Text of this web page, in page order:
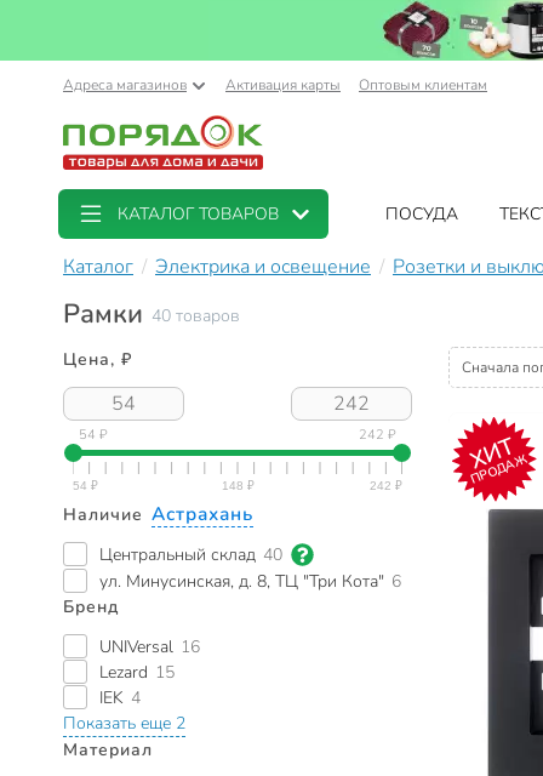
Адреса магазинов Активация карты Оптовым клиентам
КАТАЛОГ ТОВАРОВ ПОСУДА
Каталог Электрика и освещение Розетки и
Рамки 40 товаров
Цена, ₽
54 ₽ 242 ₽
Наличие Астрахань
Центральный склад 40
ул. Минусинская, д. 8, ТЦ "Три Кота" 6
Бренд
UNIVersal 16
Lezard 15
IEK 4
Показать еще 2
Материал
Сначала
ХИТ
ПРОДАЖ